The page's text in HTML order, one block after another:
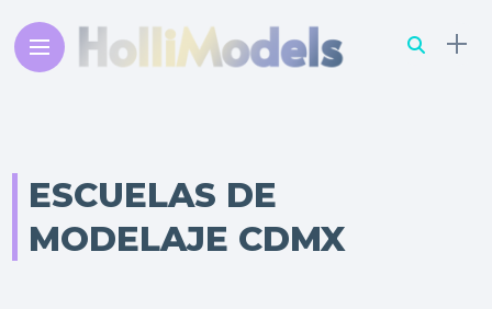
ESCUELAS DE
MODELAJE CDMX